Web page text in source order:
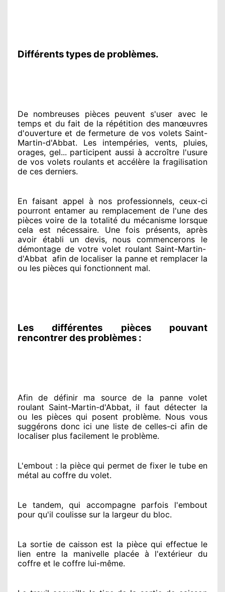
Différents types de problèmes.
De nombreuses pièces peuvent s'user avec le
temps et du fait de la répétition des manœuvres
d'ouverture et de fermeture de vos volets Saint-
Martin-d'Abbat. Les intempéries, vents, pluies,
orages, gel... participent aussi à accroître l'usure
de vos volets roulants et accélère la fragilisation
de ces derniers.
En faisant appel à nos professionnels, ceux-ci
pourront entamer au remplacement de l'une des
pièces voire de la totalitédu mécanisme lorsque
cela est nécessaire. Une fois présents, après
avoir établi un devis, nous commencerons le
démontage de votre volet roulant Saint-Martin-
d'Abbat afin de localiser la panne et remplacerla
ou les pièces qui fonctionnent mal.
Les différentes pièces pouvant
rencontrer des problèmes :
Afin de définir ma sourcede la panne volet
roulant Saint-Martin-d'Abbat, il faut détecterla
ou les pièces qui posent problème. Nous vous
suggérons donc ici une liste de celles-ci afin de
localiser plus facilement le problème.
L'embout : la pièce qui permet de fixer le tube en
métal au coffre du volet.
Le tandem, qui accompagne parfois l'embout
pour qu'il coulisse sur la largeur du bloc.
La sortie de caisson est la pièce qui effectuele
lien entre la manivelle placée à l'extérieur du
coffre et le coffre lui-même.